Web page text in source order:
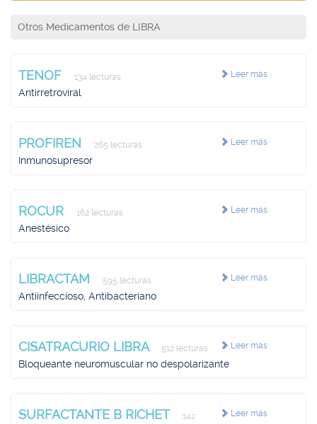
Otros Medicamentos de LIBRA
Leer más
TENOF 134 lecturas
Antirretroviral
Leer más
PROFIREN 265 lecturas
Inmunosupresor
Leer más
ROCUR 162 lecturas
Anestésico
Leer más
LIBRACTAM 595 lecturas
Antiinfeccioso, Antibacteriano
Leer más
CISATRACURIO LIBRA 512 lecturas
Bloqueante neuromuscular no despolarizante
Leer más
SURFACTANTE B RICHET
142